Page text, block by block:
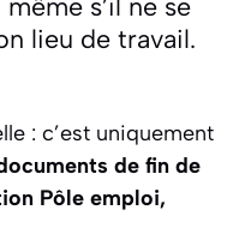
lieu de travail.
: c’est uniquement
de fin de
Pôle emploi,